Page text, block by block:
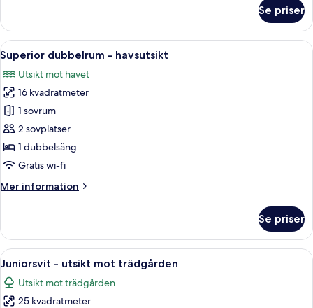
-
havsutsikt
Se priser
Öppna
alla
foton
för
Superior
dubbelrum
-
havsutsikt
Ett sovrum med en säng, ett
26
Superior dubbelrum - havsutsikt
Utsikt mot havet
16 kvadratmeter
1 sovrum
2 sovplatser
1 dubbelsäng
Gratis wi-fi
Mer information
Mer
dubbelrum
havsutsikt
Se priser
Öppna
alla
foton
för
En byggnad med en täckt uteplats,
13
Juniorsvit - utsikt mot trädgården
Utsikt mot trädgården
25 kvadratmeter